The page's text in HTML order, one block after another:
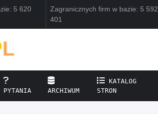
5 620
Zagranicznych firm w bazie: 5 592
401
L
PYTANIA ARCHIWUM
KATALOG
STRON